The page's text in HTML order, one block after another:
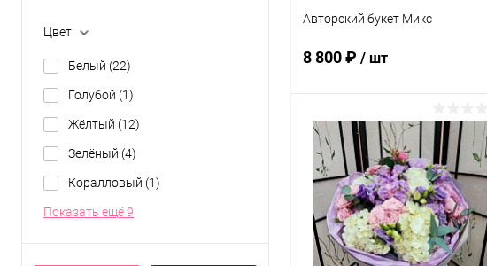
Цвет
Белый (22)
Голубой (1)
Жёлтый (12)
Зелёный (4)
Коралловый (1)
Показать ещё 9
Авторский букет Микс
8 800 ₽ / шт
В корзину
Купить в 1 клик Сравнение
В избранное В наличии